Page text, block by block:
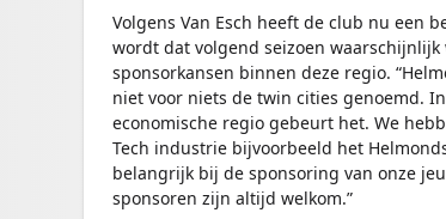
Volgens Van Esch heeft de club nu een
wordt dat volgend seizoen waarschijnlijk
sponsorkansen binnen deze regio.
niet voor niets de twin cities genoemd.
economische regio gebeurt het. We
Tech industrie bijvoorbeeld het
belangrijk bij de sponsoring van onze
sponsoren zijn altijd welkom.”